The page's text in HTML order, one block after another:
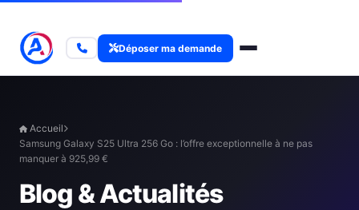
Déposer ma demande
Accueil
Samsung Galaxy S25 Ultra 256 Go : l’offre exceptionnelle à ne pas
manquer à 925,99 €
Blog & Actualités